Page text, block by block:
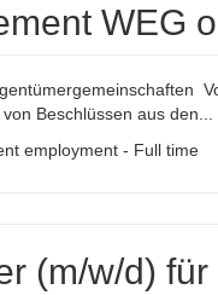
WEG
Beschlüssen aus den...
employment - Full time
(m/w/d)